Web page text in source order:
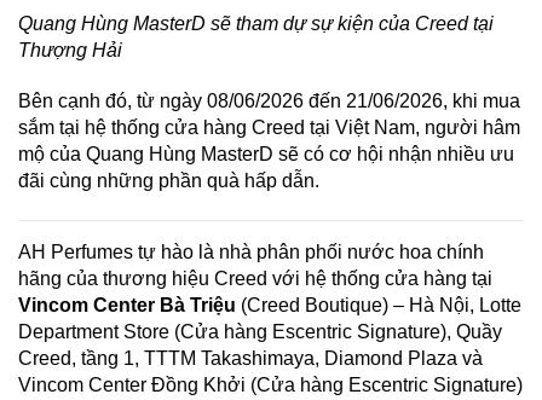
Quang Hùng MasterD sẽ tham dự sự kiện của Creed tại
Thượng Hải
Bên cạnh đó, từ ngày 08/06/2026 đến 21/06/2026, khi mua
sắm tại hệ thống cửa hàng Creed tại Việt Nam, người hâm
mộ của Quang Hùng MasterD sẽ có cơ hội nhận nhiều ưu
đãi cùng những phần quà hấp dẫn.
AH Perfumes tự hào là nhà phân phối nước hoa chính
hãng của thương hiệu Creed với hệ thống cửa hàng tại
Vincom Center Bà Triệu (Creed Boutique) – Hà Nội, Lotte
Department Store (Cửa hàng Escentric Signature), Quầy
Creed, tầng 1, TTTM Takashimaya, Diamond Plaza và
Vincom Center Đồng Khởi (Cửa hàng Escentric Signature)